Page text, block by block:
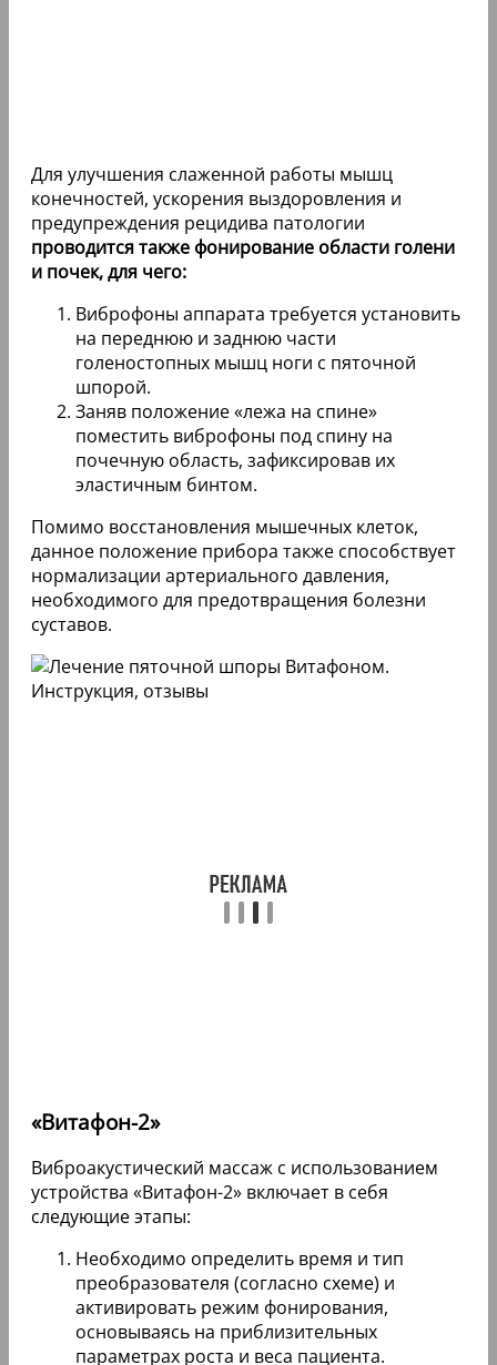
Для улучшения слаженной работы мышц
конечностей, ускорения выздоровления и
предупреждения рецидива патологии
проводится также фонирование области голени
и почек, для чего:
Виброфоны аппарата требуется установить
на переднюю и заднюю части
голеностопных мышц ноги с пяточной
шпорой.
Заняв положение «лежа на спине»
поместить виброфоны под спину на
почечную область, зафиксировав их
эластичным бинтом.
Помимо восстановления мышечных клеток,
данное положение прибора также способствует
нормализации артериального давления,
необходимого для предотвращения болезни
суставов.
«Витафон-2»
Виброакустический массаж с использованием
устройства «Витафон-2» включает в себя
следующие этапы:
Необходимо определить время и тип
преобразователя (согласно схеме) и
активировать режим фонирования,
основываясь на приблизительных
параметрах роста и веса пациента.